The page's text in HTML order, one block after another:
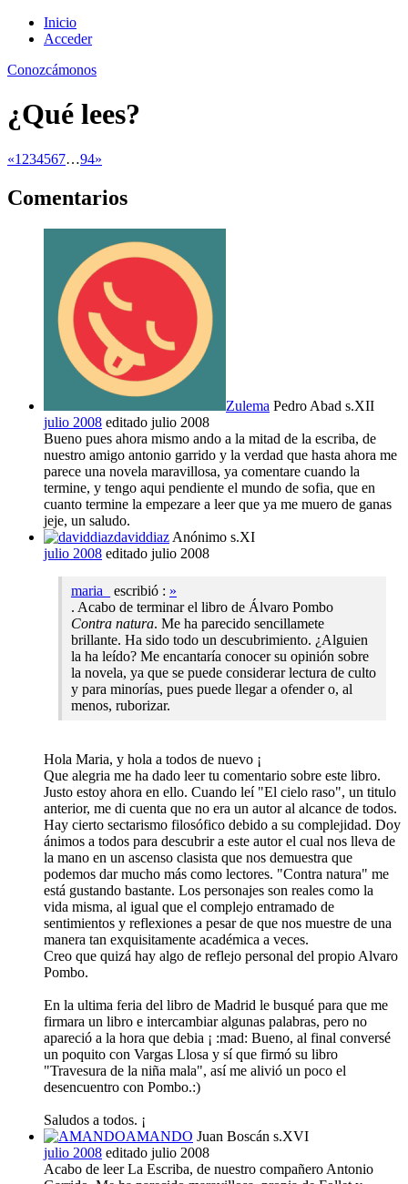
Inicio
Acceder
Conozcámonos
¿Qué lees?
«1 234567…94»
Comentarios
Zulema Pedro Abad s.XII
julio 2008 editado julio 2008
Bueno pues ahora mismo ando a la mitad de la escriba, de
nuestro amigo antonio garrido y la verdad que hasta ahora me
parece una novela maravillosa, ya comentare cuando la
termine, y tengo aqui pendiente el mundo de sofia, que en
cuanto termine la empezare a leer que ya me muero de ganas
jeje, un saludo.
daviddiaz Anónimo s.XI
julio 2008 editado julio 2008
maria_ escribió : »
. Acabo de terminar el libro de Álvaro Pombo
Contra natura. Me ha parecido sencillamete
brillante. Ha sido todo un descubrimiento. ¿Alguien
la ha leído? Me encantaría conocer su opinión sobre
la novela, ya que se puede considerar lectura de culto
y para minorías, pues puede llegar a ofender o, al
menos, ruborizar.
Hola Maria, y hola a todos de nuevo ¡
Que alegria me ha dado leer tu comentario sobre este libro.
Justo estoy ahora en ello. Cuando leí "El cielo raso", un titulo
anterior, me di cuenta que no era un autor al alcance de todos.
Hay cierto sectarismo filosófico debido a su complejidad. Doy
ánimos a todos para descubrir a este autor el cual nos lleva de
la mano en un ascenso clasista que nos demuestra que
podemos dar mucho más como lectores. "Contra natura" me
está gustando bastante. Los personajes son reales como la
vida misma, al igual que el complejo entramado de
sentimientos y reflexiones a pesar de que nos muestre de una
manera tan exquisitamente académica a veces.
Creo que quizá hay algo de reflejo personal del propio Alvaro
Pombo.
En la ultima feria del libro de Madrid le busqué para que me
firmara un libro e intercambiar algunas palabras, pero no
apareció a la hora que debia ¡ :mad: Bueno, al final conversé
un poquito con Vargas Llosa y sí que firmó su libro
"Travesura de la niña mala", así me alivió un poco el
desencuentro con Pombo.:)
Saludos a todos. ¡
AMANDO Juan Boscán s.XVI
julio 2008 editado julio 2008
Acabo de leer La Escriba, de nuestro compañero Antonio